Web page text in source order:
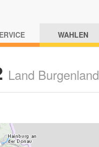
WAHLEN
Land Burgenland